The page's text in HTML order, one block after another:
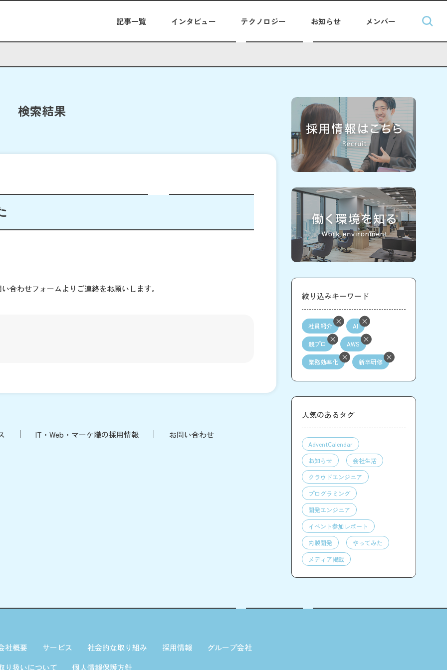
記事一覧 インタビュー テクノロジー お知らせ メンバー
検索結果
合わせフォームよりご連絡をお願いします。
IT・Web・マーケ職の採用情報 お問い合わせ
絞り込みキーワード
社員紹介 AI
競プロ AWS
業務効率化 新卒研修
人気のあるタグ
AdventCalendar
お知らせ
会社生活
クラウドエンジニア
プログラミング
開発エンジニア
イベント参加レポート
内製開発
やってみた
メディア掲載
社概要 サービス 社会的な取り組み 採用情報
グループ会社
り扱いについて
個人情報保護方針